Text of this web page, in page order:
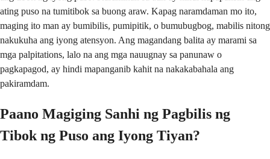
ating puso na tumitibok sa buong araw. Kapag naramdaman mo ito,
maging ito man ay bumibilis, pumipitik, o bumubugbog, mabilis nitong
nakukuha ang iyong atensyon. Ang magandang balita ay marami sa
mga palpitations, lalo na ang mga nauugnay sa panunaw o
pagkapagod, ay hindi mapanganib kahit na nakakabahala ang
pakiramdam.
Paano Magiging Sanhi ng Pagbilis ng
Tibok ng Puso ang Iyong Tiyan?